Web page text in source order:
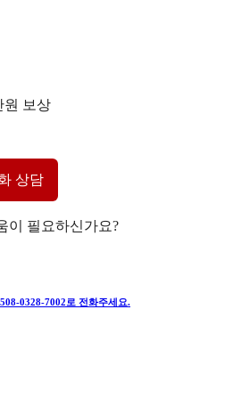
원 보상
상담
이 필요하신가요?
0328-7002 로 전화주세요.